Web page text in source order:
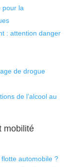
pour la
: attention danger
de drogue
de l’alcool au
mobilité
automobile ?